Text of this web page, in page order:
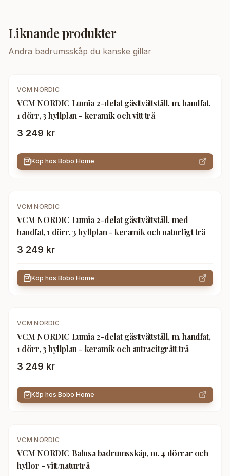
Liknande produkter
Andra badrumsskåp du kanske gillar
VCM NORDIC
VCM NORDIC Lumia 2-delat gästtvättställ, m. handfat,
1 dörr, 3 hyllplan - keramik och vitt trä
3 249 kr
Köp hos Bobo Home
VCM NORDIC
VCM NORDIC Lumia 2-delat gästtvättställ, med
handfat, 1 dörr, 3 hyllplan - keramik och naturligt trä
3 249 kr
Köp hos Bobo Home
VCM NORDIC
VCM NORDIC Lumia 2-delat gästtvättställ, m. handfat,
1 dörr, 3 hyllplan - keramik och antracitgrått trä
3 249 kr
Köp hos Bobo Home
VCM NORDIC
VCM NORDIC Balusa badrumsskåp, m. 4 dörrar och
hyllor - vitt/naturträ